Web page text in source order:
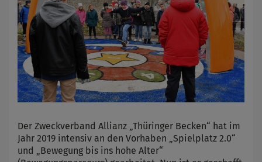
Der Zweckverband Allianz „Thüringer Becken“ hat im
Jahr 2019 intensiv an den Vorhaben „Spielplatz 2.0“
und „Bewegung bis ins hohe Alter“